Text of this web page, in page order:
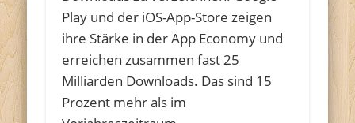
Play und der iOS-App-Store zeigen
ihre Stärke in der App Economy und
erreichen zusammen fast 25
Milliarden Downloads. Das sind 15
Prozent mehr als im